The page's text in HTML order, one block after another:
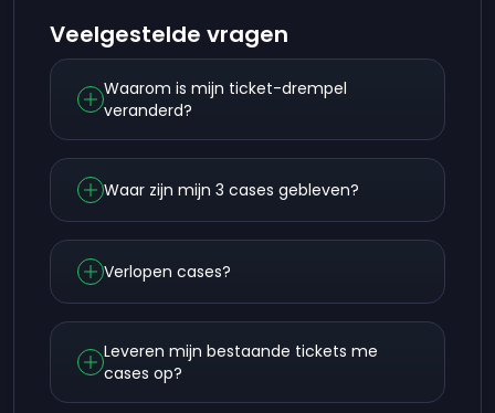
Veelgestelde vragen
Waarom is mijn ticket-drempel
veranderd?
Waar zijn mijn 3 cases gebleven?
Verlopen cases?
Leveren mijn bestaande tickets me
cases op?